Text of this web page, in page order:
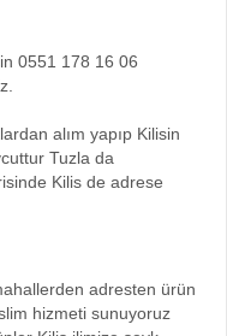
0551 178 16 06
alım yapıp Kilisin
Tuzla da
Kilis de adrese
adresten ürün
hizmeti sunuyoruz